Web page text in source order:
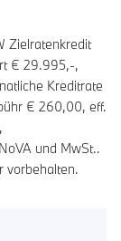
Zielratenkredit
€ 29.995,-,
Kreditrate
€ 260,00, eff.
und MwSt..
vorbehalten.